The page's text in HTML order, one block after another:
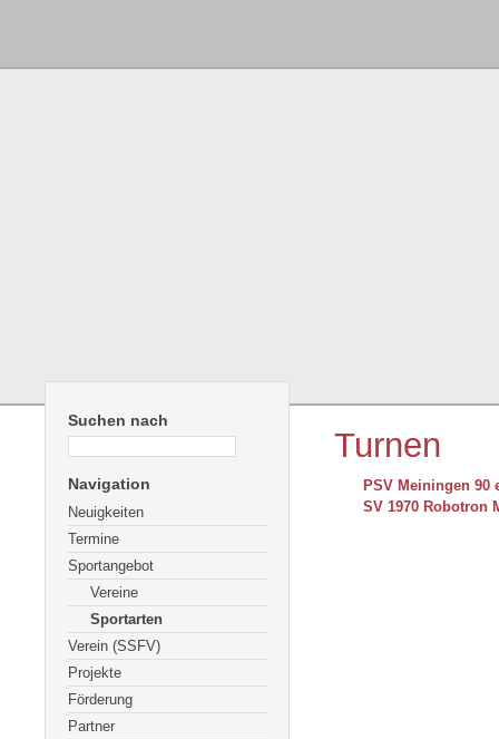
Suchen nach
Navigation
Neuigkeiten
Termine
Sportangebot
Vereine
Sportarten
Verein (SSFV)
Projekte
Förderung
Partner
Turnen
PSV Meiningen 90
SV 1970 Robotron